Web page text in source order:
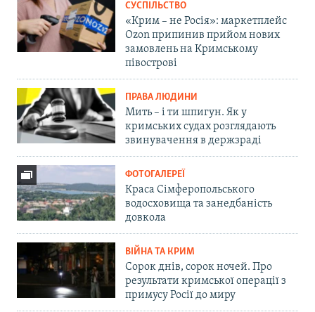
СУСПІЛЬСТВО
«Крим – не Росія»: маркетплейс
Ozon припинив прийом нових
замовлень на Кримському
півострові
ПРАВА ЛЮДИНИ
Мить – і ти шпигун. Як у
кримських судах розглядають
звинувачення в держзраді
ФОТОГАЛЕРЕЇ
Краса Сімферопольського
водосховища та занедбаність
довкола
ВІЙНА ТА КРИМ
Сорок днів, сорок ночей. Про
результати кримської операції з
примусу Росії до миру